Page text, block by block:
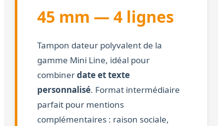
45 mm — 4 lignes
Tampon dateur polyvalent de la
gamme Mini Line, idéal pour
combinerdate et texte
personnalisé. Format intermédiaire
parfait pour mentions
complémentaires : raison sociale,